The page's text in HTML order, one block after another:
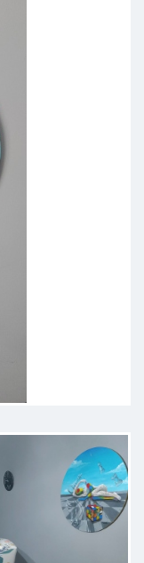
il
lei.
la
messa a
accolta e